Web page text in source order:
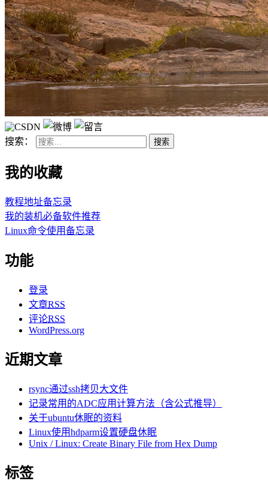
搜索：
我的收藏
教程地址备忘录
我的装机必备软件推荐
Linux命令使用备忘录
功能
登录
文章RSS
评论RSS
WordPress.org
近期文章
rsync通过ssh拷贝大文件
记录常用的ADC应用计算方法（含公式推导）
关于ubuntu休眠的资料
Linux使用hdparm设置硬盘休眠
Unix / Linux: Create Binary File from Hex Dump
标签